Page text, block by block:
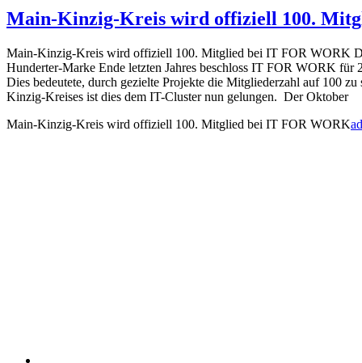
Main-Kinzig-Kreis wird offiziell 100.
Main-Kinzig-Kreis wird offiziell 100. Mitglied bei IT FOR WORK
Hunderter-Marke Ende letzten Jahres beschloss IT FOR WORK für
Dies bedeutete, durch gezielte Projekte die Mitgliederzahl auf 100
Kinzig-Kreises ist dies dem IT-Cluster nun gelungen. Der Oktober
Main-Kinzig-Kreis wird offiziell 100. Mitglied bei IT FOR WORK